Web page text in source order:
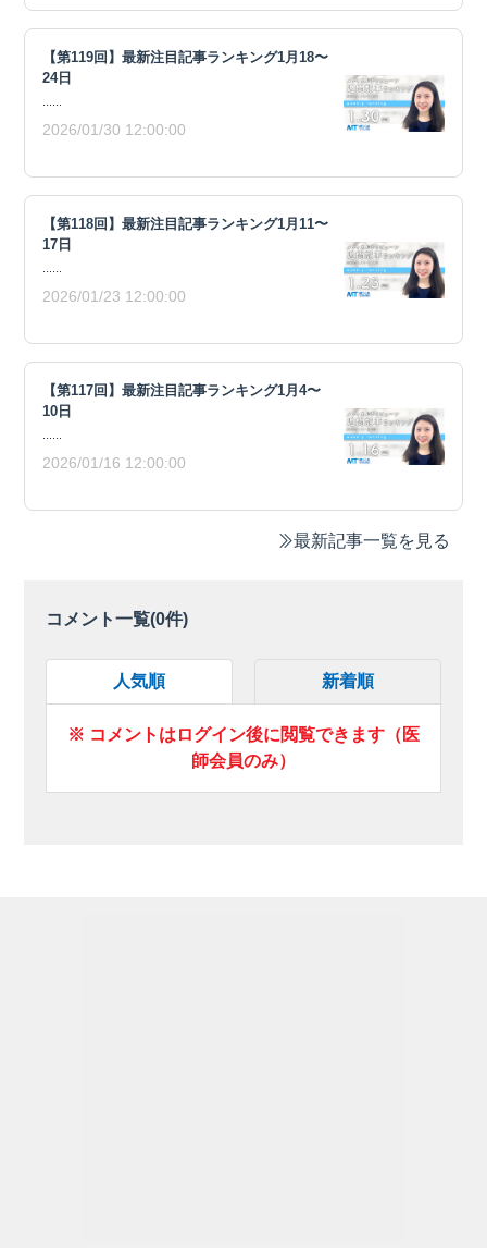
【第119回】最新注目記事ランキング1月18〜
24日
2026/01/30 12:00:00
【第118回】最新注目記事ランキング1月11〜
17日
2026/01/23 12:00:00
【第117回】最新注目記事ランキング1月4〜
10日
2026/01/16 12:00:00
最新記事一覧を見る
コメント一覧(0件)
人気順 新着順
※ コメントはログイン後に閲覧できます（医
師会員のみ）